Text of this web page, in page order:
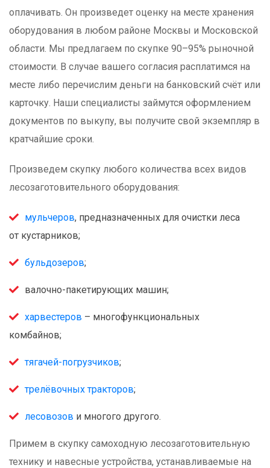
оплачивать. Он произведет оценку на месте хранения
оборудования в любом районе Москвы и Московской
области. Мы предлагаем по скупке 90–95% рыночной
стоимости. В случае вашего согласия расплатимся на
месте либо перечислим деньги на банковский счёт или
карточку. Наши специалисты займутся оформлением
документов по выкупу, вы получите свой экземпляр в
кратчайшие сроки.
Произведем скупку любого количества всех видов
лесозаготовительного оборудования:
мульчеров, предназначенных для очистки леса
от кустарников;
бульдозеров;
валочно-пакетирующих машин;
харвестеров – многофункциональных
комбайнов;
тягачей-погрузчиков;
трелёвочных тракторов;
лесовозов и многого другого.
Примем в скупку самоходную лесозаготовительную
технику и навесные устройства, устанавливаемые на